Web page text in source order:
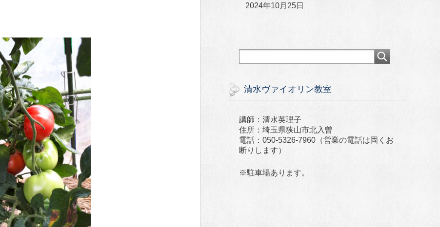
2024年10月25日
清水ヴァイオリン教室
講師：清水英理子
住所：埼玉県狭山市北入曽
電話：050-5326-7960（営業の電話は固くお
断りします）
※駐車場あります。